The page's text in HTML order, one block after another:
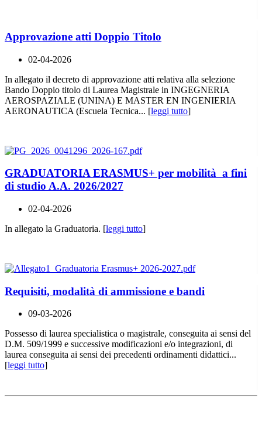
Approvazione atti Doppio Titolo
02-04-2026
In allegato il decreto di approvazione atti relativa alla selezione
Bando Doppio titolo di Laurea Magistrale in INGEGNERIA
AEROSPAZIALE (UNINA) E MASTER EN INGENIERIA
AERONAUTICA (Escuela Tecnica... [leggi tutto]
GRADUATORIA ERASMUS+ per mobilità a fini
di studio A.A. 2026/2027
02-04-2026
In allegato la Graduatoria. [leggi tutto]
Requisiti, modalità di ammissione e bandi
09-03-2026
Possesso di laurea specialistica o magistrale, conseguita ai sensi del
D.M. 509/1999 e successive modificazioni e/o integrazioni, di
laurea conseguita ai sensi dei precedenti ordinamenti didattici...
[leggi tutto]